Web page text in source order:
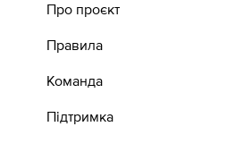
Про проєкт
Правила
Команда
Підтримка